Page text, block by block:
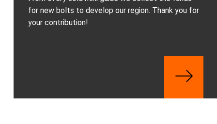
for new bolts to develop our region. Thank you for
your contribution!